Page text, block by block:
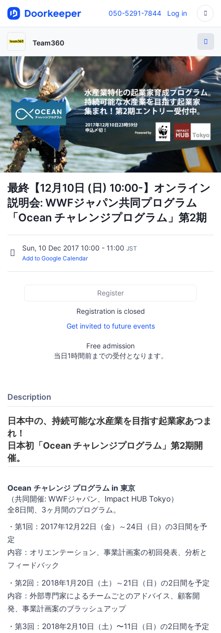
050-5291-7844 Log in
Team360
最終【12月10日 (日) 10:00-】オンライン
説明会: WWFジャパン共同プログラム
「Ocean チャレンジプログラム」第2期
Sun, 10 Dec 2017 10:00 - 11:00 JST
Add to Google Calendar
Register
Registration is closed
Get invited to future events
Free admission
当日1時間前までの受付となります。
Description
日本中の、持続可能な水産業を目指す起業家あつま
れ！
日本初「Ocean チャレンジプログラム」第2期開
催。
Ocean チャレンジ プログラム in 東京
（共同開催: WWFジャパン、Impact HUB Tokyo）
全8日間、3ヶ月間のプログラム。
・第1回：2017年12月22日（金）～24日（日）の3日間を予
定
内容：オリエンテーション、事業計画案の初回発表、分析と
フィードバック
・第2回：2018年1月20日（土）～21日（日）の2日間を予定
内容：外部専門家によるチームごとのアドバイス、顧客開
発、事業計画案のブラッシュアップ
・第3回：2018年2月10日（土）〜11日（日）の2日間を予定